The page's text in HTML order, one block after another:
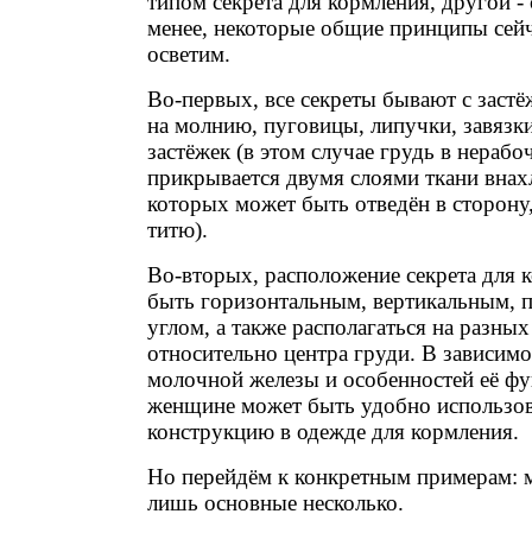
менее, некоторые общие принципы
осветим.
Во-первых, все секреты бывают с
на молнию, пуговицы, липучки,
застёжек (в этом случае грудь в
прикрывается двумя слоями ткани
которых может быть отведён в
титю).
Во-вторых, расположение секрета для
быть горизонтальным, вертикальным,
углом, а также располагаться на
относительно центра груди. В
молочной железы и особенностей её
женщине может быть удобно
конструкцию в одежде для кормления.
Но перейдём к конкретным примерам:
лишь основные несколько.